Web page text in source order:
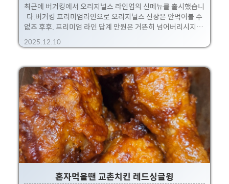
최근에 버거킹에서 오리지널스 라인업의 신메뉴를 출시했습니
다.버거킹 프리미엄라인으로 오리지널스 신상은 안먹어볼 수
없죠 후후. 프리미엄 라인 답계 만원은 거뜬히 넘어버리시지만,
중량 150g의 넓적한 버거킹은 비싸도 그 값을 합니다.* 타사 버
거들에 비해 적어도 크기만은 완전 압도적!! 이번 메뉴는 이탈
게 바질 / 할라페뇨가 들어간 소스로 파마산 치즈 / 양파 / 올리
브 오일등을 조합해서 만들었다고 하네요.실제로 먹어보면 바
질과 할라페뇨 맛이 과하지 않게 잘 느껴집니다. 예상보다 녹색
특징에 이탈리안 느낌을 살려 독특함이 확실했던 걸로 기억납
니다 ㅎㅎ넓직한 페티에 베이컨도 길쭉하게 올라가 있어서 씹
는 맛도 있어서 좋았네요. 버거킹은 주문할때 공짜로 재..
2025.12.10
혼자먹을땐 교촌치킨 레드싱글윙